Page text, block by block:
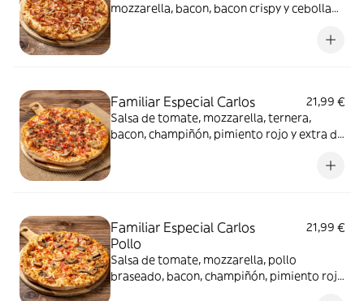
mozzarella, bacon, bacon crispy y cebolla
Familiar Especial Carlos
21,99 €
Salsa de tomate, mozzarella, ternera,
bacon, champiñón, pimiento rojo y extra de
Familiar Especial Carlos
Pollo
21,99 €
Salsa de tomate, mozzarella, pollo
braseado, bacon, champiñón, pimiento rojo